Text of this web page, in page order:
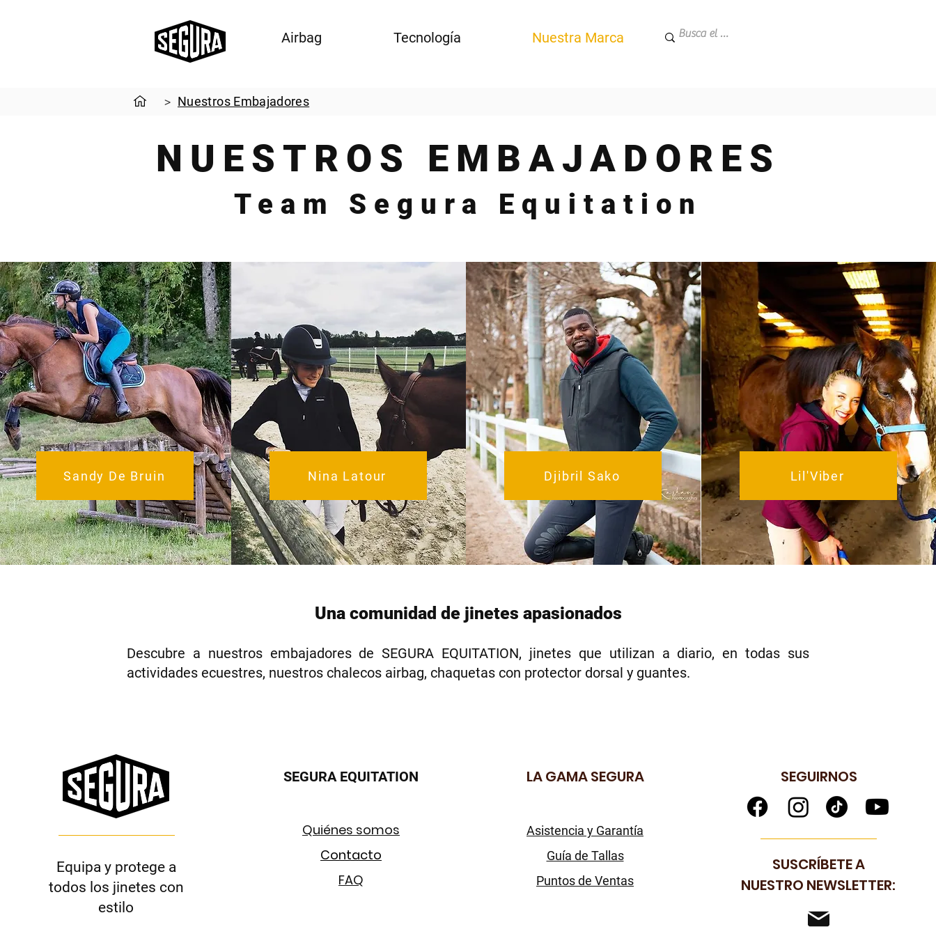
Airbag Tecnología Nuestra Marca
> Nuestros Embajadores
NUESTROS EMBAJADORES​
Team Segura Equitation
Sandy De Bruin Nina Latour Djibril Sako Lil'Viber
Una comunidad de jinetes apasionados
Descubre a nuestros embajadores de SEGURA EQUITATION, jinetes que utilizan a diario, en todas sus
actividades ecuestres, nuestros chalecos airbag, chaquetas con protector dorsal y guantes.
Equipa y protege a
todos los jinetes con
estilo
SEGURA EQUITATION
Quiénes somos
Contacto
FAQ
LA GAMA SEGURA
Asistencia y Garantía
Guía de Tallas
Puntos de Ventas
SEGUIRNOS
SUSCRÍBETE A
NUESTRO NEWSLETTER: